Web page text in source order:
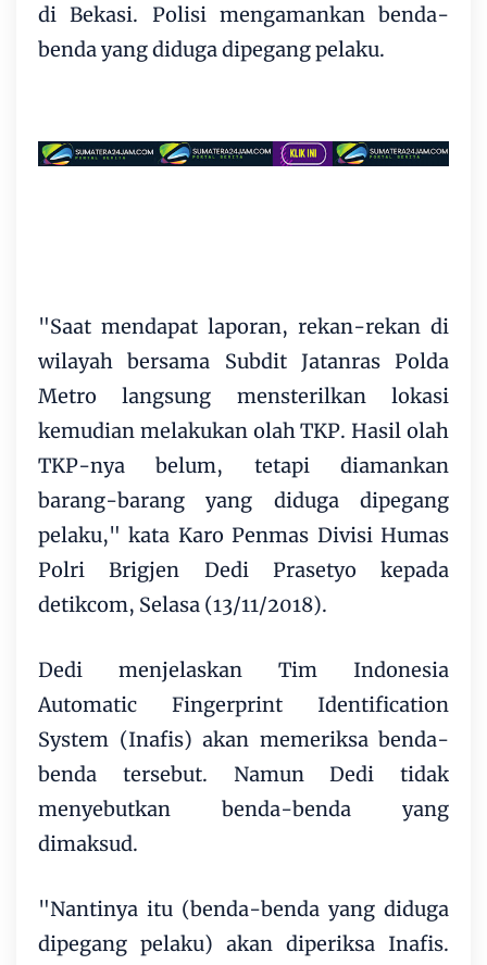
di Bekasi. Polisi mengamankan benda-
benda yang diduga dipegang pelaku.
"Saat mendapat laporan, rekan-rekan di
wilayah bersama Subdit Jatanras Polda
Metro langsung mensterilkan lokasi
kemudian melakukan olah TKP. Hasil olah
TKP-nya belum, tetapi diamankan
barang-barang yang diduga dipegang
pelaku," kata Karo Penmas Divisi Humas
Polri Brigjen Dedi Prasetyo kepada
detikcom, Selasa (13/11/2018).
Dedi menjelaskan Tim Indonesia
Automatic Fingerprint Identification
System (Inafis) akan memeriksa benda-
benda tersebut. Namun Dedi tidak
menyebutkan benda-benda yang
dimaksud.
"Nantinya itu (benda-benda yang diduga
dipegang pelaku) akan diperiksa Inafis.